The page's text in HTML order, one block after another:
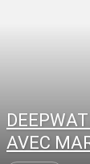
AVEC